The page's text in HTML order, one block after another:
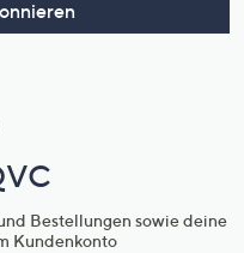
Bestellungen sowie deine
Kundenkonto